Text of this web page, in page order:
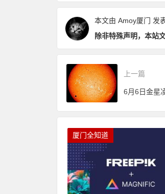
本文由 Amoy厦门 发
除非特殊声明，本站
上一篇
厦门全知道